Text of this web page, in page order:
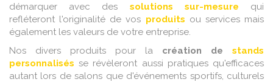
démarquer avec des solutions sur-mesure qui
refléteront l'originalité de vos produits ou services mais
également les valeurs de votre entreprise.
Nos divers produits pour la création de stands
personnalisés se révèleront aussi pratiques qu'efficaces
autant lors de salons que d'événements sportifs, culturels